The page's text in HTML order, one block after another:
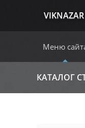
VIKNAZAR
Меню
КАТАЛОГ